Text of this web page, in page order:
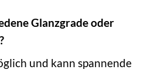
Glanzgrade oder
und kann spannende